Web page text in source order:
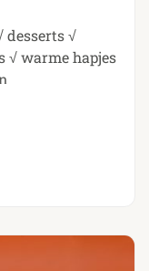
desserts √
√ warme hapjes